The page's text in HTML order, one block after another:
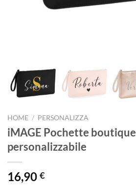
HOME / PERSONALIZZA
iMAGE Pochette boutique
personalizzabile
16,90 €